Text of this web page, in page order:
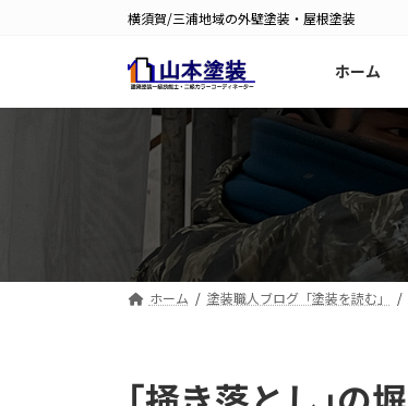
ツ
シ
横須賀/三浦地域の外壁塗装・屋根塗装
ホーム
ホーム 塗装職人ブログ「塗装を読む」